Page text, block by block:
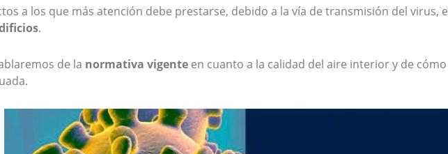
a los que más atención debe prestarse, debido a la vía de transmisión del virus,
.
de la normativa vigente en cuanto a la calidad del aire interior y de